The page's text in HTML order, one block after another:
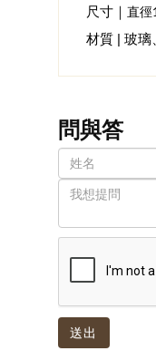
尺寸｜ 直徑
材質 | 玻璃
問與答
送出